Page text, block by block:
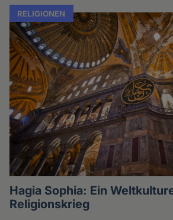
RELIGIONEN
Hagia Sophia: Ein
Religionskrieg